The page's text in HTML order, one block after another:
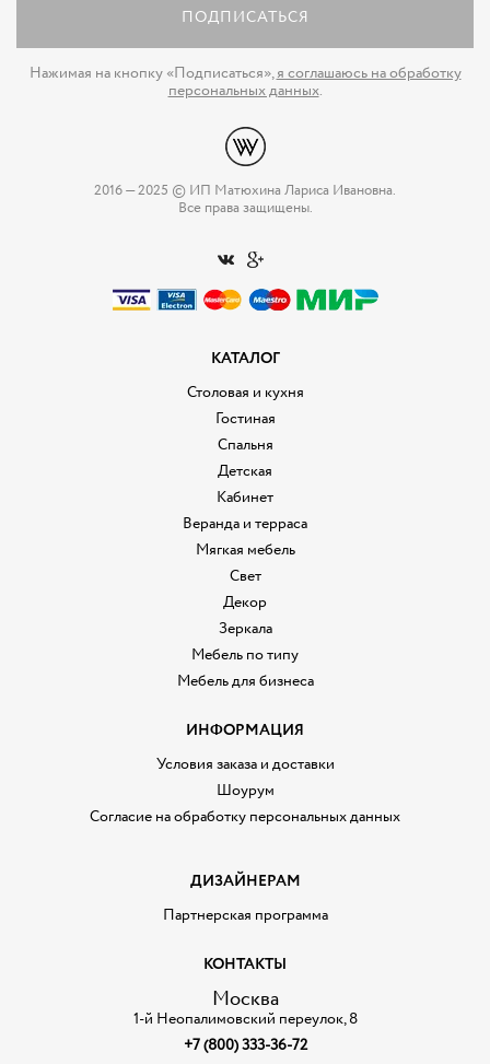
ПОДПИСАТЬСЯ
Нажимая на кнопку «Подписаться»,я соглашаюсь на обработку
персональных данных.
2016 — 2025 © ИП Матюхина Лариса Ивановна.
Все права защищены.
КАТАЛОГ
Столовая и кухня
Гостиная
Спальня
Детская
Кабинет
Веранда и терраса
Мягкая мебель
Свет
Декор
Зеркала
Мебель по типу
Мебель для бизнеса
ИНФОРМАЦИЯ
Условия заказа и доставки
Шоурум
Согласие на обработку персональных данных
ДИЗАЙНЕРАМ
Партнерская программа
КОНТАКТЫ
Москва
1-й Неопалимовский переулок, 8
+7 (800) 333-36-72